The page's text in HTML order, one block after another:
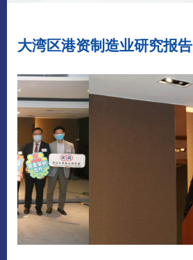
大湾区港资制造业研究报告